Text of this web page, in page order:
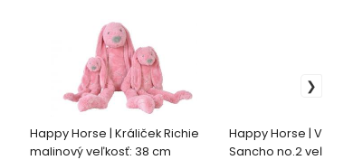
Happy Horse | Králiček Richie
malinový veľkosť: 38 cm
Happy Horse |
Sancho no.2